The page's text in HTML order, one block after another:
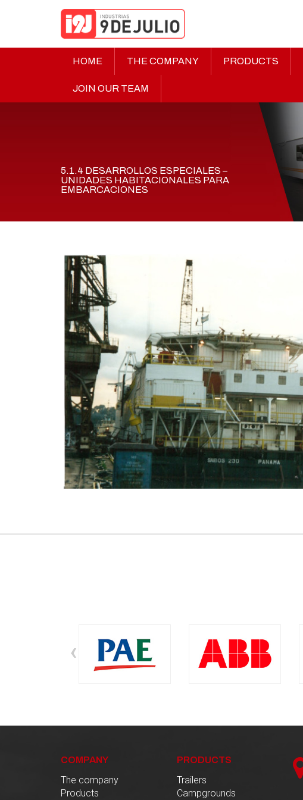
HOME THE COMPANY PRODUCTS
JOIN OUR TEAM
5.1.4 DESARROLLOS ESPECIALES –
UNIDADES HABITACIONALES PARA
EMBARCACIONES
‹
COMPANY
The company
Products
PRODUCTS
Trailers
Campgrounds